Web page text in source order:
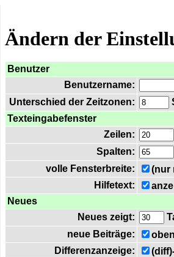
Ändern der
Benutzer
Benutzername:
Unterschied der Zeitzonen:
Texteingabefenster
Zeilen:
Spalten:
volle Fensterbreite:
(nur
Hilfetext:
Neues
Neues zeigt:
neue Beiträge:
Differenzanzeige: